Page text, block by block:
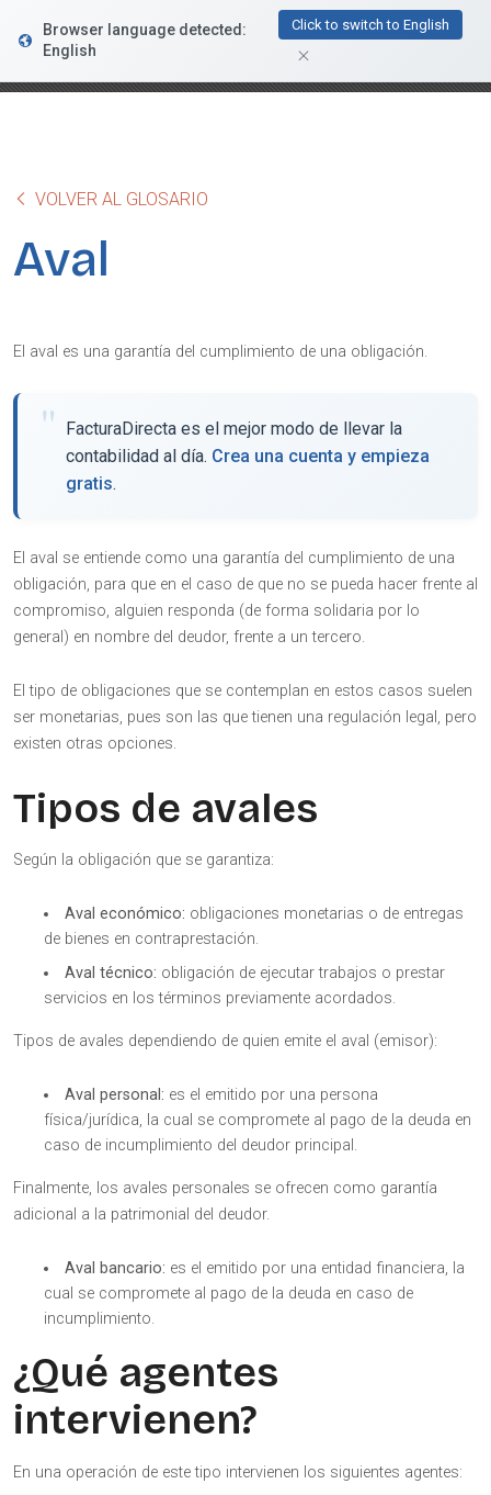
FacturaDirecta
Browser language detected:
English
Click to switch to English
VOLVER AL GLOSARIO
Aval
El aval es una garantía del cumplimiento de una obligación.
FacturaDirecta es el mejor modo de llevar la
contabilidad al día. Crea una cuenta y empieza
gratis.
El aval se entiende como una garantía del cumplimiento de una
obligación, para que en el caso de que no se pueda hacer frente al
compromiso, alguien responda (de forma solidaria por lo
general) en nombre del deudor, frente a un tercero.
El tipo de obligaciones que se contemplan en estos casos suelen
ser monetarias, pues son las que tienen una regulación legal, pero
existen otras opciones.
Tipos de avales
Según la obligación que se garantiza:
Aval económico: obligaciones monetarias o de entregas
de bienes en contraprestación.
Aval técnico: obligación de ejecutar trabajos o prestar
servicios en los términos previamente acordados.
Tipos de avales dependiendo de quien emite el aval (emisor):
Aval personal: es el emitido por una persona
física/jurídica, la cual se compromete al pago de la deuda en
caso de incumplimiento del deudor principal.
Finalmente, los avales personales se ofrecen como garantía
adicional a la patrimonial del deudor.
Aval bancario: es el emitido por una entidad financiera, la
cual se compromete al pago de la deuda en caso de
incumplimiento.
¿Qué agentes
intervienen?
En una operación de este tipo intervienen los siguientes agentes: